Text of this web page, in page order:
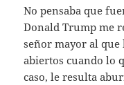
No pensaba que
Donald Trump me
señor mayor al que
abiertos cuando lo
caso, le resulta